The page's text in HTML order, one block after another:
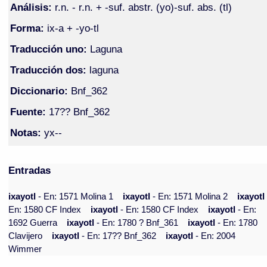
Análisis: r.n. - r.n. + -suf. abstr. (yo)-suf. abs. (tl)
Forma: ix-a + -yo-tl
Traducción uno: Laguna
Traducción dos: laguna
Diccionario: Bnf_362
Fuente: 17?? Bnf_362
Notas: yx--
Entradas
ixayotl- En: 1571 Molina 1 ixayotl- En: 1571 Molina 2
ixayotl
En: 1580 CF Index
ixayotl- En: 1580 CF Index ixayotl- En:
1692 Guerra
ixayotl- En: 1780 ? Bnf_361 ixayotl- En: 1780
Clavijero
ixayotl- En: 17?? Bnf_362 ixayotl- En: 2004
Wimmer